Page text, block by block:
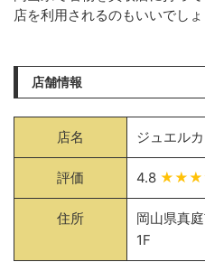
店を利用されるのもいいでしょ
店舗情報
店名 ジュエル
評価 4.8
住所
岡山県真
1F